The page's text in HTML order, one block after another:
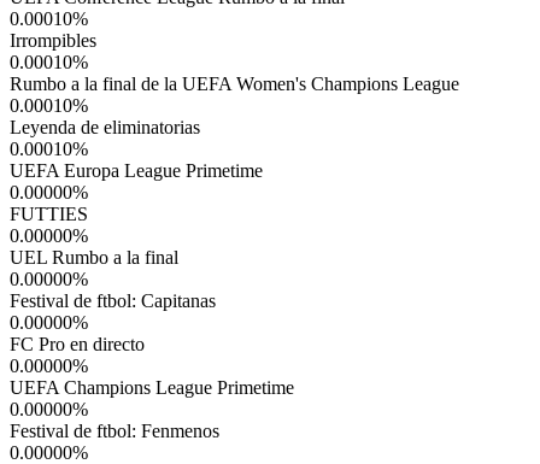
0.00010%
Irrompibles
0.00010%
Rumbo a la final de la UEFA Women's Champions League
0.00010%
Leyenda de eliminatorias
0.00010%
UEFA Europa League Primetime
0.00000%
FUTTIES
0.00000%
UEL Rumbo a la final
0.00000%
Festival de ftbol: Capitanas
0.00000%
FC Pro en directo
0.00000%
UEFA Champions League Primetime
0.00000%
Festival de ftbol: Fenmenos
0.00000%